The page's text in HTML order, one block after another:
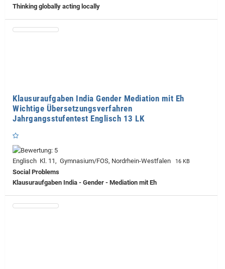
Thinking globally acting locally
Klausuraufgaben India Gender Mediation mit Eh
Wichtige Übersetzungsverfahren
Jahrgangsstufentest Englisch 13 LK
Englisch Kl. 11, Gymnasium/FOS, Nordrhein-Westfalen 16 KB
Social Problems
Klausuraufgaben India - Gender - Mediation mit Eh